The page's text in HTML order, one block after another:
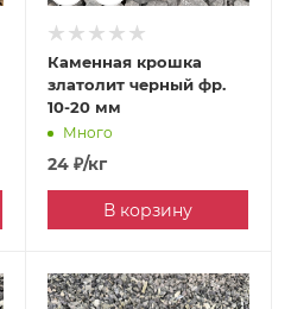
Каменная крошка
златолит черный фр.
10-20 мм
Много
24₽/кг
В корзину